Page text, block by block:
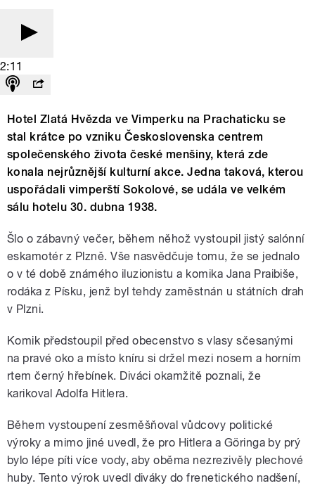
2:11
Hotel Zlatá Hvězda ve Vimperku na Prachaticku se
stal krátce po vzniku Československa centrem
společenského života české menšiny, která zde
konala nejrůznější kulturní akce. Jedna taková, kterou
uspořádali vimperští Sokolové, se udála ve velkém
sálu hotelu 30. dubna 1938.
Šlo o zábavný večer, během něhož vystoupil jistý salónní
eskamotér z Plzně. Vše nasvědčuje tomu, že se jednalo
o v té době známého iluzionistu a komika Jana Praibiše,
rodáka z Písku, jenž byl tehdy zaměstnán u státních drah
v Plzni.
Komik předstoupil před obecenstvo s vlasy sčesanými
na pravé oko a místo kníru si držel mezi nosem a horním
rtem černý hřebínek. Diváci okamžitě poznali, že
karikoval Adolfa Hitlera.
Během vystoupení zesměšňoval vůdcovy politické
výroky a mimo jiné uvedl, že pro Hitlera a Göringa by prý
bylo lépe píti více vody, aby oběma nezrezivěly plechové
huby. Tento výrok uvedl diváky do frenetického nadšení,